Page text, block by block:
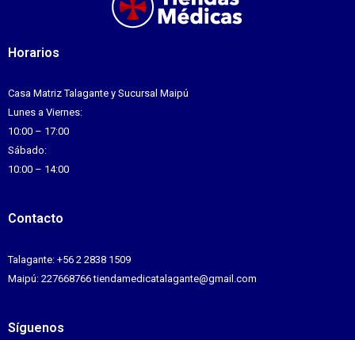
Horarios
Casa Matriz Talagante y Sucursal Maipú
Lunes a Viernes:
10:00 – 17:00
Sábado:
10:00 – 14:00
Contacto
Talagante: +56 2 2838 1509
Maipú: 227668766 tiendamedicatalagante@gmail.com
Síguenos